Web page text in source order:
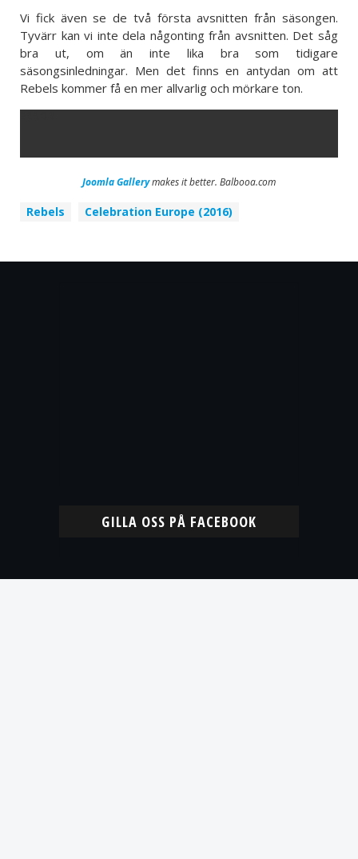
Vi fick även se de två första avsnitten från säsongen.
Tyvärr kan vi inte dela någonting från avsnitten. Det såg
bra ut, om än inte lika bra som tidigare
säsongsinledningar. Men det finns en antydan om att
Rebels kommer få en mer allvarlig och mörkare ton.
Joomla Gallerymakes it better. Balbooa.com
Rebels Celebration Europe (2016)
GILLA OSS PÅ FACEBOOK